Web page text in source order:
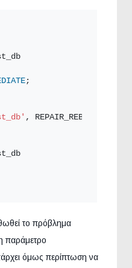
;
, REPAIR_REBUILD)
το πρόβλημα
παράμετρο
όμως περίπτωση να